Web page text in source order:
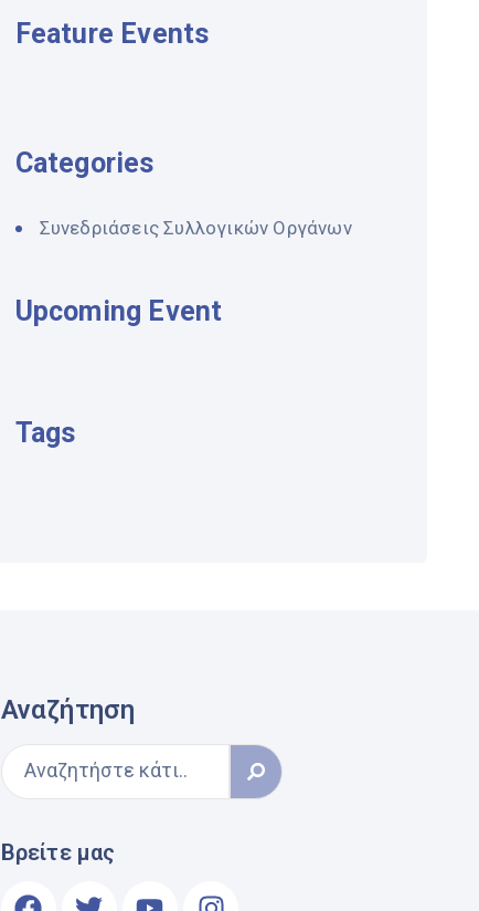
Feature Events
Categories
Συνεδριάσεις Συλλογικών Οργάνων
Upcoming Event
Tags
Αναζήτηση
Βρείτε μας